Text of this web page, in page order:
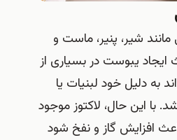
مانند شیر، پنیر، ماست و
ایجاد یبوست در بسیاری از
به دلیل خود لبنیات یا
با این حال، لاکتوز موجود
افزایش گاز و نفخ شود